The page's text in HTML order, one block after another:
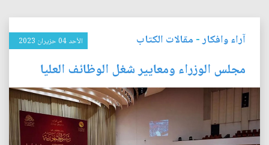
آراء وافكار- مقالات الكتاب الأحد 04 حزيران 2023
مجلس الوزراء ومعايير شغل الوظائف العليا